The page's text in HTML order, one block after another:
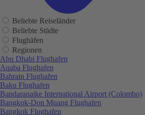
Beliebte Reiseländer
Beliebte Städte
Flughäfen
Regionen
Abu Dhabi Flughafen
Aqaba Flughafen
Bahrain Flughafen
Baku Flughafen
Bandaranaike International Airport (Colombo)
Bangkok-Don Muang Flughafen
Bangkok Flughafen